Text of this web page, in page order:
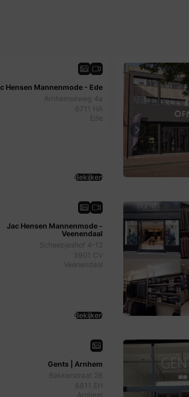
Hensen Mannenmode - Ede
Arnhemseweg 4a
6711 HA
Ede
Bekijken
Previous
Jac Hensen Mannenmode -
Veenendaal
Scheepjeshof 4-12
3901 CV
Veenendaal
Bekijken
Gents | Arnhem
Bakkerstraat 28
6811 EH